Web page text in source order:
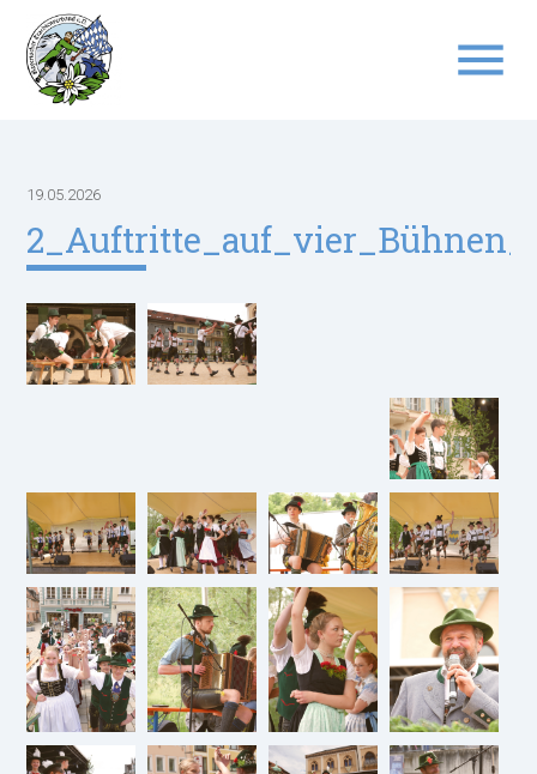
menu
19.05.2026